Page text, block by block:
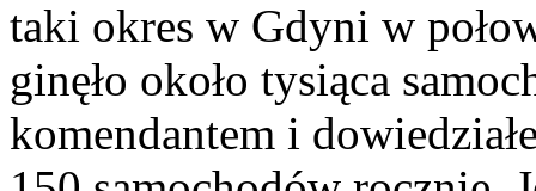
taki okres w Gdyni w
ginęło około tysiąca
komendantem i